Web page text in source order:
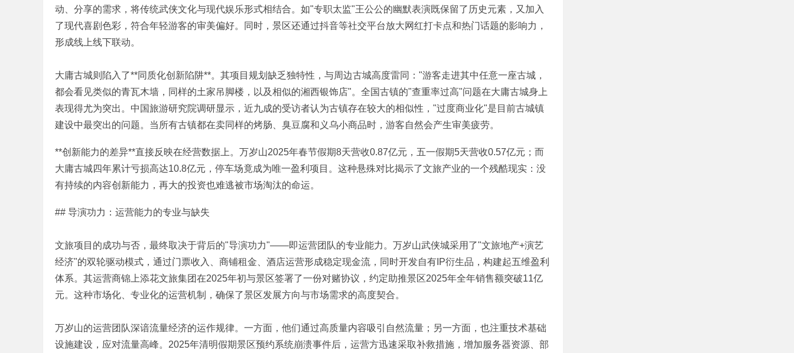
动、分享的需求，将传统武侠文化与现代娱乐形式相结合。如"专职太监"王公公的幽默表演既保留了历史元素，又加入
了现代喜剧色彩，符合年轻游客的审美偏好。同时，景区还通过抖音等社交平台放大网红打卡点和热门话题的影响力，
形成线上线下联动。
大庸古城则陷入了**同质化创新陷阱**。其项目规划缺乏独特性，与周边古城高度雷同："游客走进其中任意一座古城，
都会看见类似的青瓦木墙，同样的土家吊脚楼，以及相似的湘西银饰店"。全国古镇的"查重率过高"问题在大庸古城身上
表现得尤为突出。中国旅游研究院调研显示，近九成的受访者认为古镇存在较大的相似性，"过度商业化"是目前古城镇
建设中最突出的问题。当所有古镇都在卖同样的烤肠、臭豆腐和义乌小商品时，游客自然会产生审美疲劳。
**创新能力的差异**直接反映在经营数据上。万岁山2025年春节假期8天营收0.87亿元，五一假期5天营收0.57亿元；而
大庸古城四年累计亏损高达10.8亿元，停车场竟成为唯一盈利项目。这种悬殊对比揭示了文旅产业的一个残酷现实：没
有持续的内容创新能力，再大的投资也难逃被市场淘汰的命运。
## 导演功力：运营能力的专业与缺失
文旅项目的成功与否，最终取决于背后的"导演功力"——即运营团队的专业能力。万岁山武侠城采用了"文旅地产+演艺
经济"的双轮驱动模式，通过门票收入、商铺租金、酒店运营形成稳定现金流，同时开发自有IP衍生品，构建起五维盈利
体系。其运营商锦上添花文旅集团在2025年初与景区签署了一份对赌协议，约定助推景区2025年全年销售额突破11亿
元。这种市场化、专业化的运营机制，确保了景区发展方向与市场需求的高度契合。
万岁山的运营团队深谙流量经济的运作规律。一方面，他们通过高质量内容吸引自然流量；另一方面，也注重技术基础
设施建设，应对流量高峰。2025年清明假期景区预约系统崩溃事件后，运营方迅速采取补救措施，增加服务器资源、部